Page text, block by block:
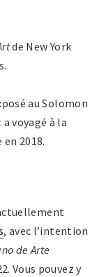
de New York
au Solomon
voyagé à la
2018.
, avec l’intention
de Arte
Vous pouvez y